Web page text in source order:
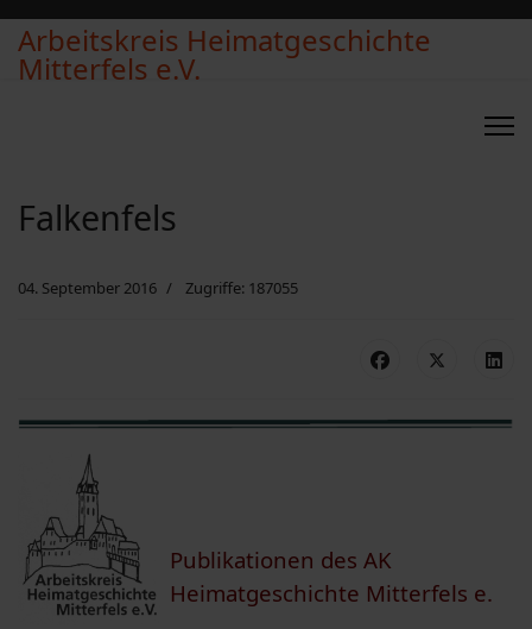
Arbeitskreis Heimatgeschichte
Mitterfels e.V.
Falkenfels
04. September 2016 Zugriffe: 187055
Publikationen des AK
Heimatgeschichte Mitterfels e.